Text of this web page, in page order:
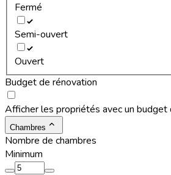
Fermé
Semi-ouvert
Ouvert
Budget de rénovation
Afficher les propriétés avec un budget
Chambres
Nombre de chambres
Minimum